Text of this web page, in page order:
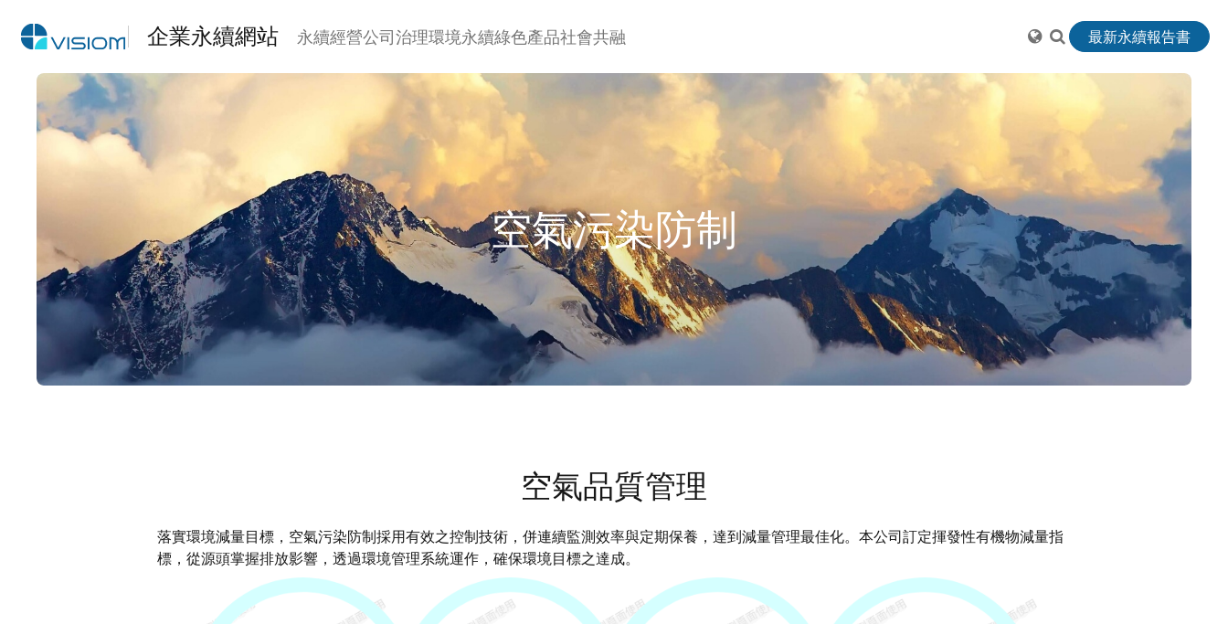
企業永續網站 永續經營公司治理環境永續綠色產品社會共融 最新永續報告書
空氣污染防制
空氣品質管理
落實環境減量目標，空氣污染防制採用有效之控制技術，併連續監測效率與定期保養，達到減量管理最佳化。本公司訂定揮發性有機物減量指
標，從源頭掌握排放影響，透過環境管理系統運作，確保環境目標之達成。